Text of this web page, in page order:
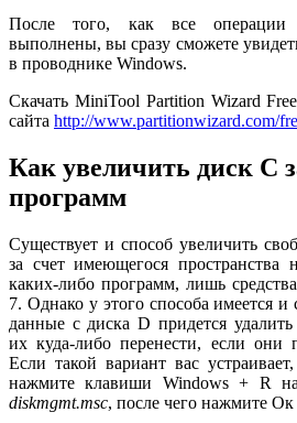
После того, как все операции
выполнены, вы сразу сможете
в проводнике Windows.
Скачать MiniTool Partition Wizard
сайта http://www.partitionwizard.com/
Как увеличить диск C
программ
Существует и способ увеличить
за счет имеющегося пространства
каких-либо программ, лишь
7. Однако у этого способа имеется
данные с диска D придется
их куда-либо перенести, если они
Если такой вариант вас
нажмите клавиши Windows + R
diskmgmt.msc, после чего нажмите Ок